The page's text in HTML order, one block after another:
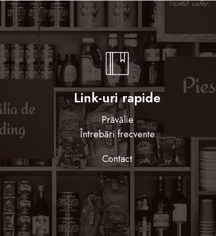
Link-uri rapide
Prăvălie
Întrebări frecvente
Contact